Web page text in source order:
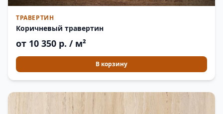
ТРАВЕРТИН
Коричневый травертин
от 10 350 р. / м²
В корзину